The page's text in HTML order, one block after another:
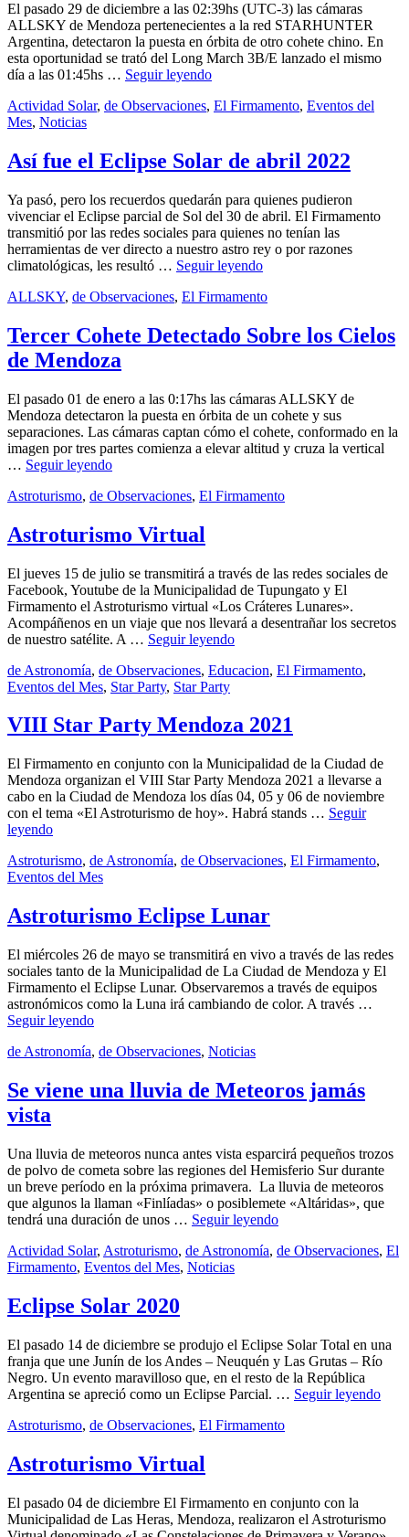
El pasado 29 de diciembre a las 02:39hs (UTC-3) las cámaras
ALLSKY de Mendoza pertenecientes a la red STARHUNTER
Argentina, detectaron la puesta en órbita de otro cohete chino. En
esta oportunidad se trató del Long March 3B/E lanzado el mismo
día a las 01:45hs … Seguir leyendoNueva
de
sobre
el
Mendocino
by
admin
Categories:
Actividad Solar, de Observaciones, El Firmamento, Eventos del
Mes, NoticiasPublicado
2022 1
mayo,
Así fue el Eclipse Solar de abril 2022
Ya pasó, pero los recuerdos quedarán para quienes pudieron
vivenciar el Eclipse parcial de Sol del 30 de abril. El Firmamento
transmitió por las redes sociales para quienes no tenían las
herramientas de ver directo a nuestro astro rey o por razones
climatológicas, les resultó … Seguir leyendoAsí
el
Solar
de
by
admin
Categories:
ALLSKY, de Observaciones, El FirmamentoPublicado
202217
enero,
Tercer Cohete Detectado Sobre los Cielos
de Mendoza
El pasado 01 de enero a las 0:17hs las cámaras ALLSKY de
Mendoza detectaron la puesta en órbita de un cohete y sus
separaciones. Las cámaras captan cómo el cohete, conformado en la
imagen por tres partes comienza a elevar altitud y cruza la vertical
… Seguir leyendoTercer
Detectado
los
Cielos
Mendoza
by
admin
Categories:
Astroturismo, de Observaciones, El FirmamentoPublicado
Astroturismo Virtual
El jueves 15 de julio se transmitirá a través de las redes sociales de
Facebook, Youtube de la Municipalidad de Tupungato y El
Firmamento el Astroturismo virtual «Los Cráteres Lunares».
Acompáñenos en un viaje que nos llevará a desentrañar los secretos
de nuestro satélite. A … Seguir leyendoAstroturismo
by
admin
Categories:
de Astronomía, de Observaciones, Educacion, El Firmamento,
Eventos del Mes, Star Party, Star PartyPublicado
202126
septiembre,
VIII Star Party Mendoza 2021
El Firmamento en conjunto con la Municipalidad de la Ciudad de
Mendoza organizan el VIII Star Party Mendoza 2021 a llevarse a
cabo en la Ciudad de Mendoza los días 04, 05 y 06 de noviembre
con el tema «El Astroturismo de hoy». Habrá stands … Seguir
leyendoVIII
Party
Mendoza
by
admin
Categories:
Astroturismo, de Astronomía, de Observaciones, El Firmamento,
Eventos del MesPublicado
2021 23
mayo,
Astroturismo Eclipse Lunar
El miércoles 26 de mayo se transmitirá en vivo a través de las redes
sociales tanto de la Municipalidad de La Ciudad de Mendoza y El
Firmamento el Eclipse Lunar. Observaremos a través de equipos
astronómicos como la Luna irá cambiando de color. A través …
Seguir leyendoAstroturismo
Lunar
by
admin
Categories:
de Astronomía, de Observaciones, NoticiasPublicado
202111
mayo,
Se viene una lluvia de Meteoros jamás
vista
Una lluvia de meteoros nunca antes vista esparcirá pequeños trozos
de polvo de cometa sobre las regiones del Hemisferio Sur durante
un breve período en la próxima primavera. La lluvia de meteoros
que algunos la llaman «Finlíadas» o posiblemete «Altáridas», que
tendrá una duración de unos … Seguir leyendoSe
una
by
admin
Categories:
Actividad Solar, Astroturismo, de Astronomía, de Observaciones, El
Firmamento, Eventos del Mes, NoticiasPublicado
Eclipse Solar 2020
El pasado 14 de diciembre se produjo el Eclipse Solar Total en una
franja que une Junín de los Andes – Neuquén y Las Grutas – Río
Negro. Un evento maravilloso que, en el resto de la República
Argentina se apreció como un Eclipse Parcial. … Seguir leyendo
by
admin
Categories:
Astroturismo, de Observaciones, El FirmamentoPublicado
Astroturismo Virtual
El pasado 04 de diciembre El Firmamento en conjunto con la
Municipalidad de Las Heras, Mendoza, realizaron el Astroturismo